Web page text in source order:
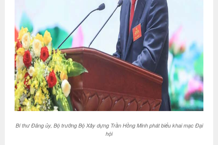
Bí thư Đảng ủy, Bộ trưởng Bộ Xây dựng Trần Hồng Minh phát biểu khai mạc Đại
hội